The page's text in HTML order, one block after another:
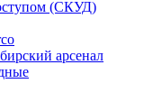
(СКУД)
арсенал